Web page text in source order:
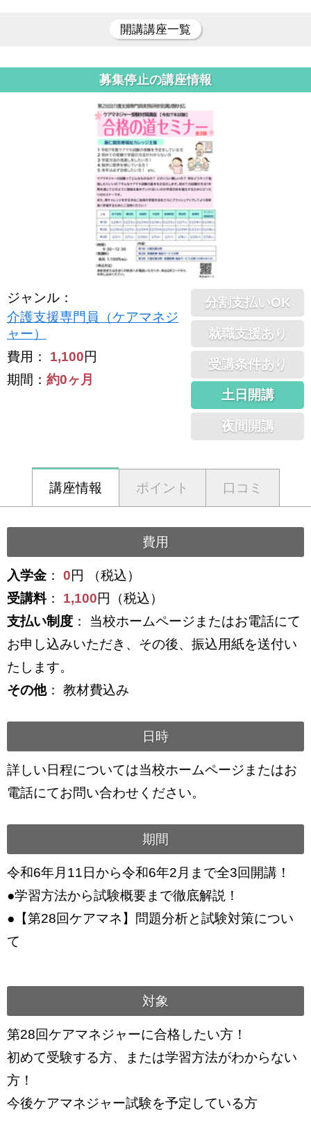
開講講座一覧
募集停止の講座情報
ジャンル ：
介護支援専門員（ケアマネジ
ャー）
費用： 1,100円
期間： 約0ヶ月
分割支払いOK
就職支援あり
受講条件あり
土日開講
夜間開講
講座情報 ポイント 口コミ
費用
入学金 ： 0円 （税込）
受講料： 1,100円（税込）
支払い制度 ： 当校ホームページまたはお電話にて
お申し込みいただき、その後、振込用紙を送付い
たします。
その他： 教材費込み
日時
詳しい日程については当校ホームページまたはお
電話にてお問い合わせください。
期間
令和6年月11日から令和6年2月まで全3回開講！
●学習方法から試験概要まで徹底解説！
●【第28回ケアマネ】問題分析と試験対策につい
て
対象
第28回ケアマネジャーに合格したい方！
初めて受験する方、または学習方法がわからない
方！
今後ケアマネジャー試験を予定している方